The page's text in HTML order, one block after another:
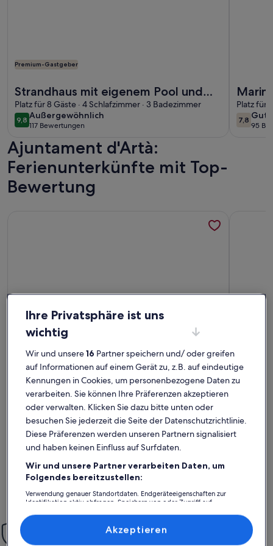
Premium-Gastgeber
Strandhaus mit eigenem Pool und
Garten
Platz für 8 Gäste · 4 Schlafzimmer · 3 Badezimmer
9,89,8 von 10
Außergewöhnlich
außergewöhnlich
117 Bewertungen
(117
bewertungen)
Platz für
7,87,8 von
Gut
gut
95
(95
Ajuntament d'Artà:
Ferienunterkünfte mit Top-
Bewertung
Weitere Infos zu CASA VIDA - Stadthaus / Finca m. Pool,
Winteraufenthalt
Außergewöhnlich
außergewöhnlich
16 Bewertungen
(16
bewertungen)
In dem sehr stilvoll und perfekt vollständig ausgestatteten
Haus fühlt man sich sehr wohl, die Beschreibung im Internet
übertreibt an keiner Stelle. Technisch hat alles makellos
zügig und kompetent.
Joachim G.
Aufenthalt im Jan. 2025
Weitere Infos zu CASA VIDA - Stadthaus / Finca m. Pool,
Weitere
Premium-
Vielen
Einfach sorglos
Mit unserer Mit-Vertrauen-Buchen-Garantie bieten wir dir rund
Ihre Privatsphäre ist uns
wichtig
Wir und unsere16 Partner speichern und/ oder greifen
auf Informationen auf einem Gerät zu, z.B. auf eindeutige
Kennungen in Cookies, um personenbezogene Daten zu
verarbeiten. Sie können Ihre Präferenzen akzeptieren
oder verwalten. Klicken Sie dazu bitte unten oder
besuchen Sie jederzeit die Seite der Datenschutzrichtlinie.
Diese Präferenzen werden unseren Partnern signalisiert
und haben keinen Einfluss auf Surfdaten.
Wir und unsere Partner verarbeiten Daten, um
Folgendes bereitzustellen:
Verwendung genauer Standortdaten. Endgeräteeigenschaften zur
Identifikation aktiv abfragen. Speichern von oder Zugriff auf
Inhalte, Messung von Werbeleistung und der Performance von Inhalten,
Zielgruppenforschung sowie Entwicklung und Verbesserung von
Akzeptieren